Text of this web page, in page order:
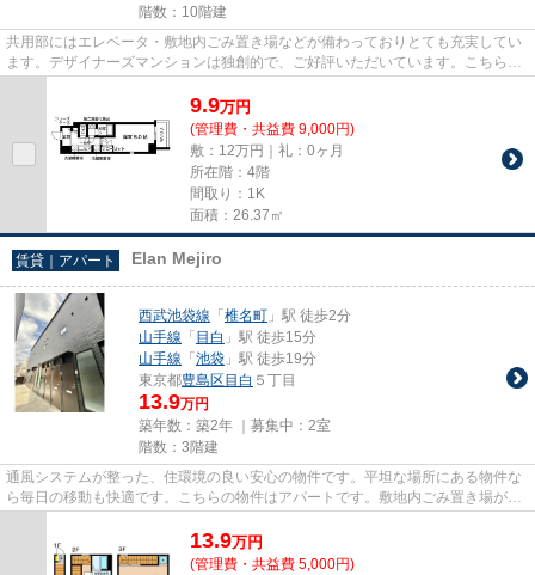
階数：10階建
共用部にはエレベータ・敷地内ごみ置き場などが備わっておりとても充実してい
ます。デザイナーズマンションは独創的で、ご好評いただいています。こちらの
9.9万円
(管理費・共益費 9,000円)
敷：12万円｜礼：0ヶ月
所在階：4階
間取り：1K
面積：26.37㎡
賃貸｜アパート Elan Mejiro
西武池袋線 「 椎名町 」駅 徒歩2分
山手線 「 目白 」駅 徒歩15分
山手線 「 池袋 」駅 徒歩19分
東京都豊島区 目白 ５丁目
13.9万円
築年数：築2年 ｜募集中： 2室
階数：3階建
通風システムが整った、住環境の良い安心の物件です。平坦な場所にある物件な
ら毎日の移動も快適です。こちらの物件はアパートです。敷地内ごみ置き場があ
13.9万円
(管理費・共益費 5,000円)